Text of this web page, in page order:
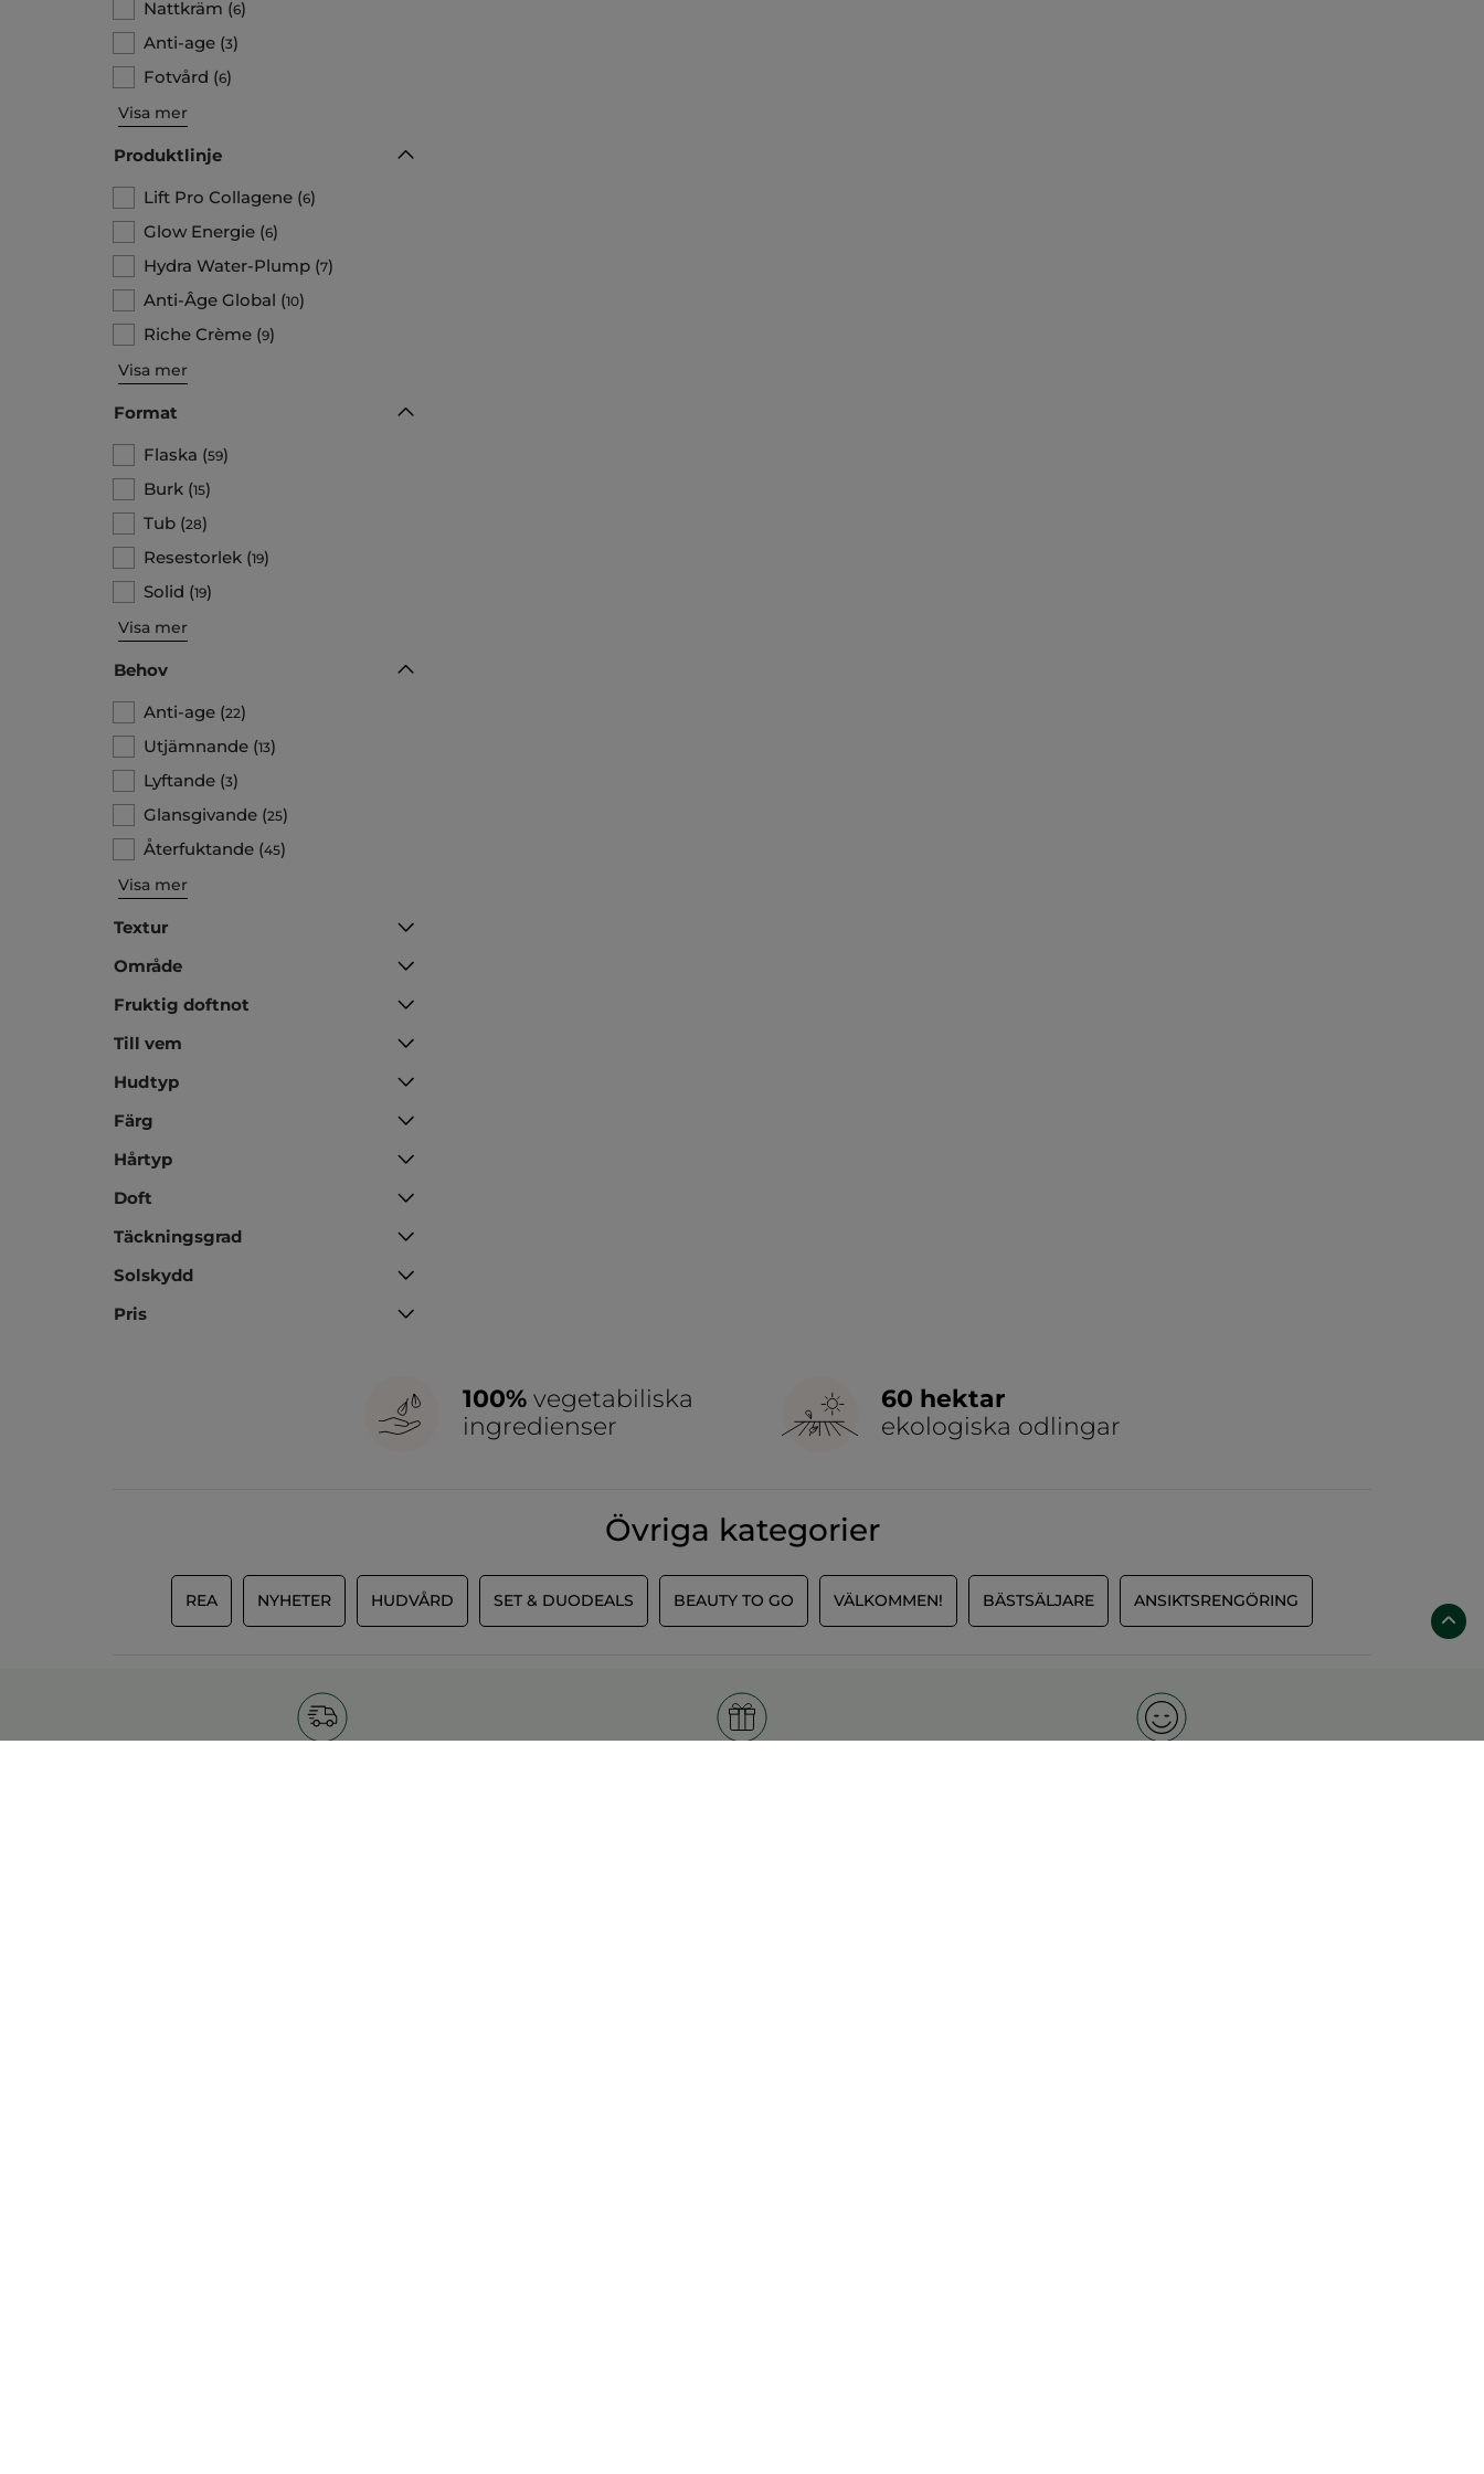
Nattkräm (6)
Anti-age (3)
Fotvård (6)
Visa mer
Produktlinje
Lift Pro Collagene (6)
Glow Energie (6)
Hydra Water-Plump (7)
Anti-Âge Global (10)
Riche Crème (9)
Visa mer
Format
Flaska (59)
Burk (15)
Tub (28)
Resestorlek (19)
Solid (19)
Visa mer
Behov
Anti-age (22)
Utjämnande (13)
Lyftande (3)
Glansgivande (25)
Återfuktande (45)
Visa mer
Textur
Område
Fruktig doftnot
Till vem
Hudtyp
Färg
Hårtyp
Doft
Täckningsgrad
Solskydd
Pris
100% vegetabiliska
ingredienser
60 hektar
ekologiska odlingar
Övriga kategorier
REA NYHETER HUDVÅRD SET & DUODEALS BEAUTY TO GO VÄLKOMMEN! BÄSTSÄLJARE ANSIKTSRENGÖRING